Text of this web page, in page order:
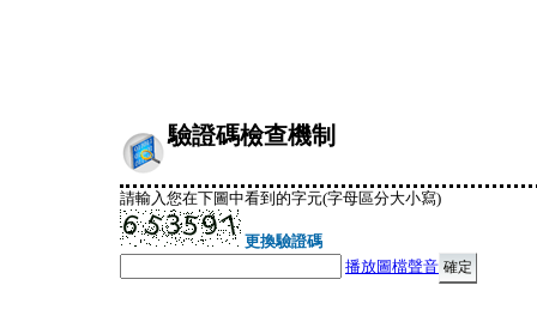
驗證碼檢查機制
請輸入您在下圖中看到的字元(字母區分大小寫)
更換驗證碼
播放圖檔聲音